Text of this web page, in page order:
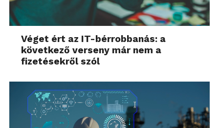
Véget ért az IT-bérrobbanás: a
következő verseny már nem a
fizetésekről szól